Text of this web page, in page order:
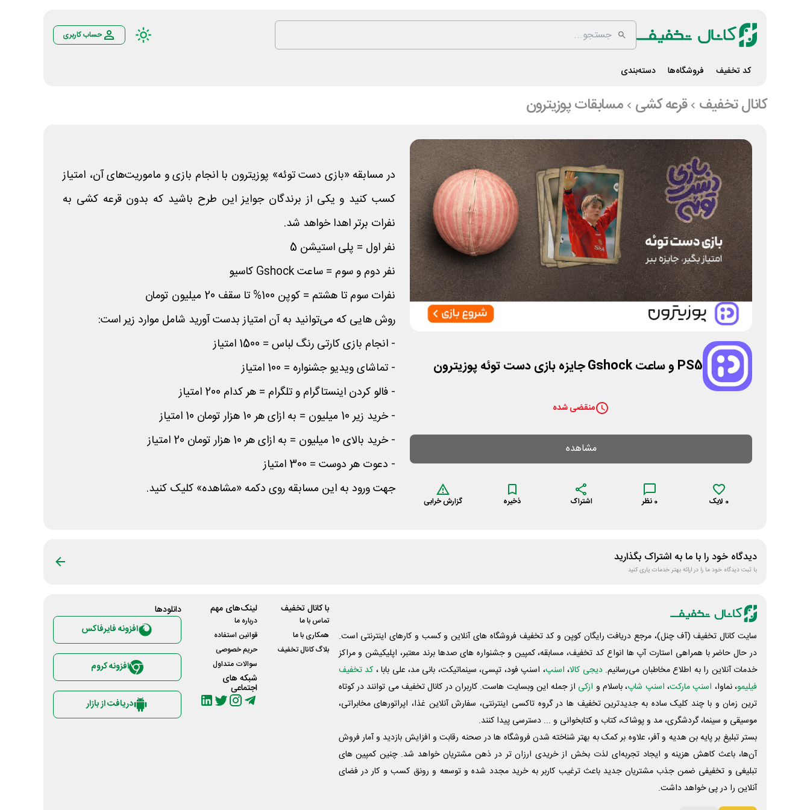
حساب کاربری
کد تخفیف فروشگاه‌ها دسته‌بندی
کانال تخفیف قرعه کشی مسابقات پوزیترون
PS5 و ساعت Gshock جایزه بازی دست توئه پوزیترون
منقضی شده
مشاهده
0 لایک 0 نظر اشتراک ذخیره گزارش خرابی
در مسابقه «بازی دست توئه» پوزیترون با انجام بازی و ماموریت‌های آن، امتیاز
کسب کنید و یکی از برندگان جوایز این طرح باشید که بدون قرعه کشی به
نفرات برتر اهدا خواهد شد.
نفر اول = پلی استیشن 5
نفر دوم و سوم = ساعت Gshock کاسیو
نفرات سوم تا هشتم = کوپن 100% تا سقف 20 میلیون تومان
روش هایی که می‌توانید به آن امتیاز بدست آورید شامل موارد زیر است:
- انجام بازی کارتی رنگ لباس = 1500 امتیاز
- تماشای ویدیو جشنواره = 100 امتیاز
- فالو کردن اینستاگرام و تلگرام = هر کدام 200 امتیاز
- خرید زیر 10 میلیون = به ازای هر 10 هزار تومان 10 امتیاز
- خرید بالای 10 میلیون = به ازای هر 10 هزار تومان 20 امتیاز
- دعوت هر دوست = 300 امتیاز
جهت ورود به این مسابقه روی دکمه «مشاهده» کلیک کنید.
دیدگاه خود را با ما به اشتراک بگذارید
با ثبت دیدگاه خود ما را در ارائه بهتر خدمات یاری کنید
سایت کانال تخفیف (آف چنل)، مرجع دریافت رایگان کوپن و کد تخفیف فروشگاه های آنلاین و کسب و‌ کارهای اینترنتی است.
در حال حاضر با همراهی استارت آپ ها انواع کد تخفیف، مسابقه، کمپین و جشنواره های صدها برند معتبر، اپلیکیشن و مراکز
خدمات آنلاین را به اطلاع مخاطبان می‌رسانیم. دیجی کالا، اسنپ، اسنپ فود، تپسی، سینماتیکت، بانی مد، علی‌ بابا ، کد تخفیف
فیلیمو، نماوا، اسنپ مارکت، اسنپ شاپ، باسلام و ازکی از جمله این وبسایت ‌هاست. کاربران در کانال تخفیف می توانند در کوتاه
ترین زمان و با چند کلیک ساده به جدیدترین تخفیف ها در گروه تاکسی اینترنتی، سفارش آنلاین غذا، اپراتورهای مخابراتی،
موسیقی و سینما، گردشگری، مد و پوشاک، کتاب و کتابخوانی و ... دسترسی پیدا کنند.
بستر تبلیغ بر پایه بن هدیه و آفر، علاوه بر کمک به بهتر شناخته شدن فروشگاه ها در صحنه رقابت و افزایش بازدید و آمار فروش
آن‌ها، باعث کاهش هزینه و ایجاد تجربه‌ای لذت بخش از خریدی ارزان تر در ذهن مشتریان خواهد شد. چنین کمپین های
تبلیغی و تخفیفی ضمن جذب مشتریان جدید باعث ترغیب کاربر به خرید مجدد شده و توسعه و رونق کسب و کار در فضای
آنلاین را در پی خواهد داشت.
با کانال تخفیف
تماس با ما
همکاری با ما
بلاگ کانال تخفیف
لینک‌های مهم
درباره ما
قوانین استفاده
حریم خصوصی
سوالات متداول
شبکه های
اجتماعی
دانلود‌ها
افزونه فایرفاکس
افزونه کروم
دریافت از بازار